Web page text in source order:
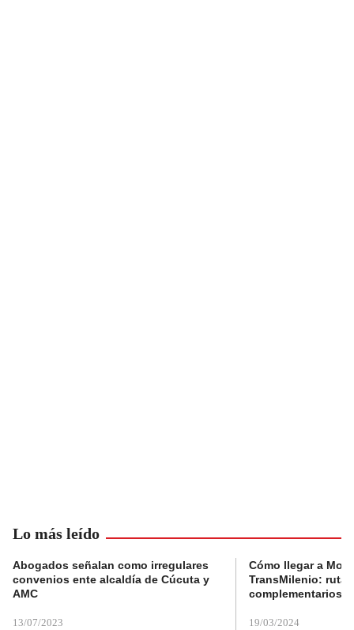
Lo más leído
Abogados señalan como irregulares
convenios ente alcaldía de Cúcuta y
AMC
13/07/2023
Cómo llegar a
TransMilenio:
complementarios
19/03/2024